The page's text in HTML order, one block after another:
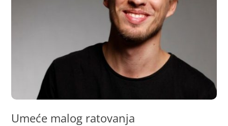
Umeće malog ratovanja